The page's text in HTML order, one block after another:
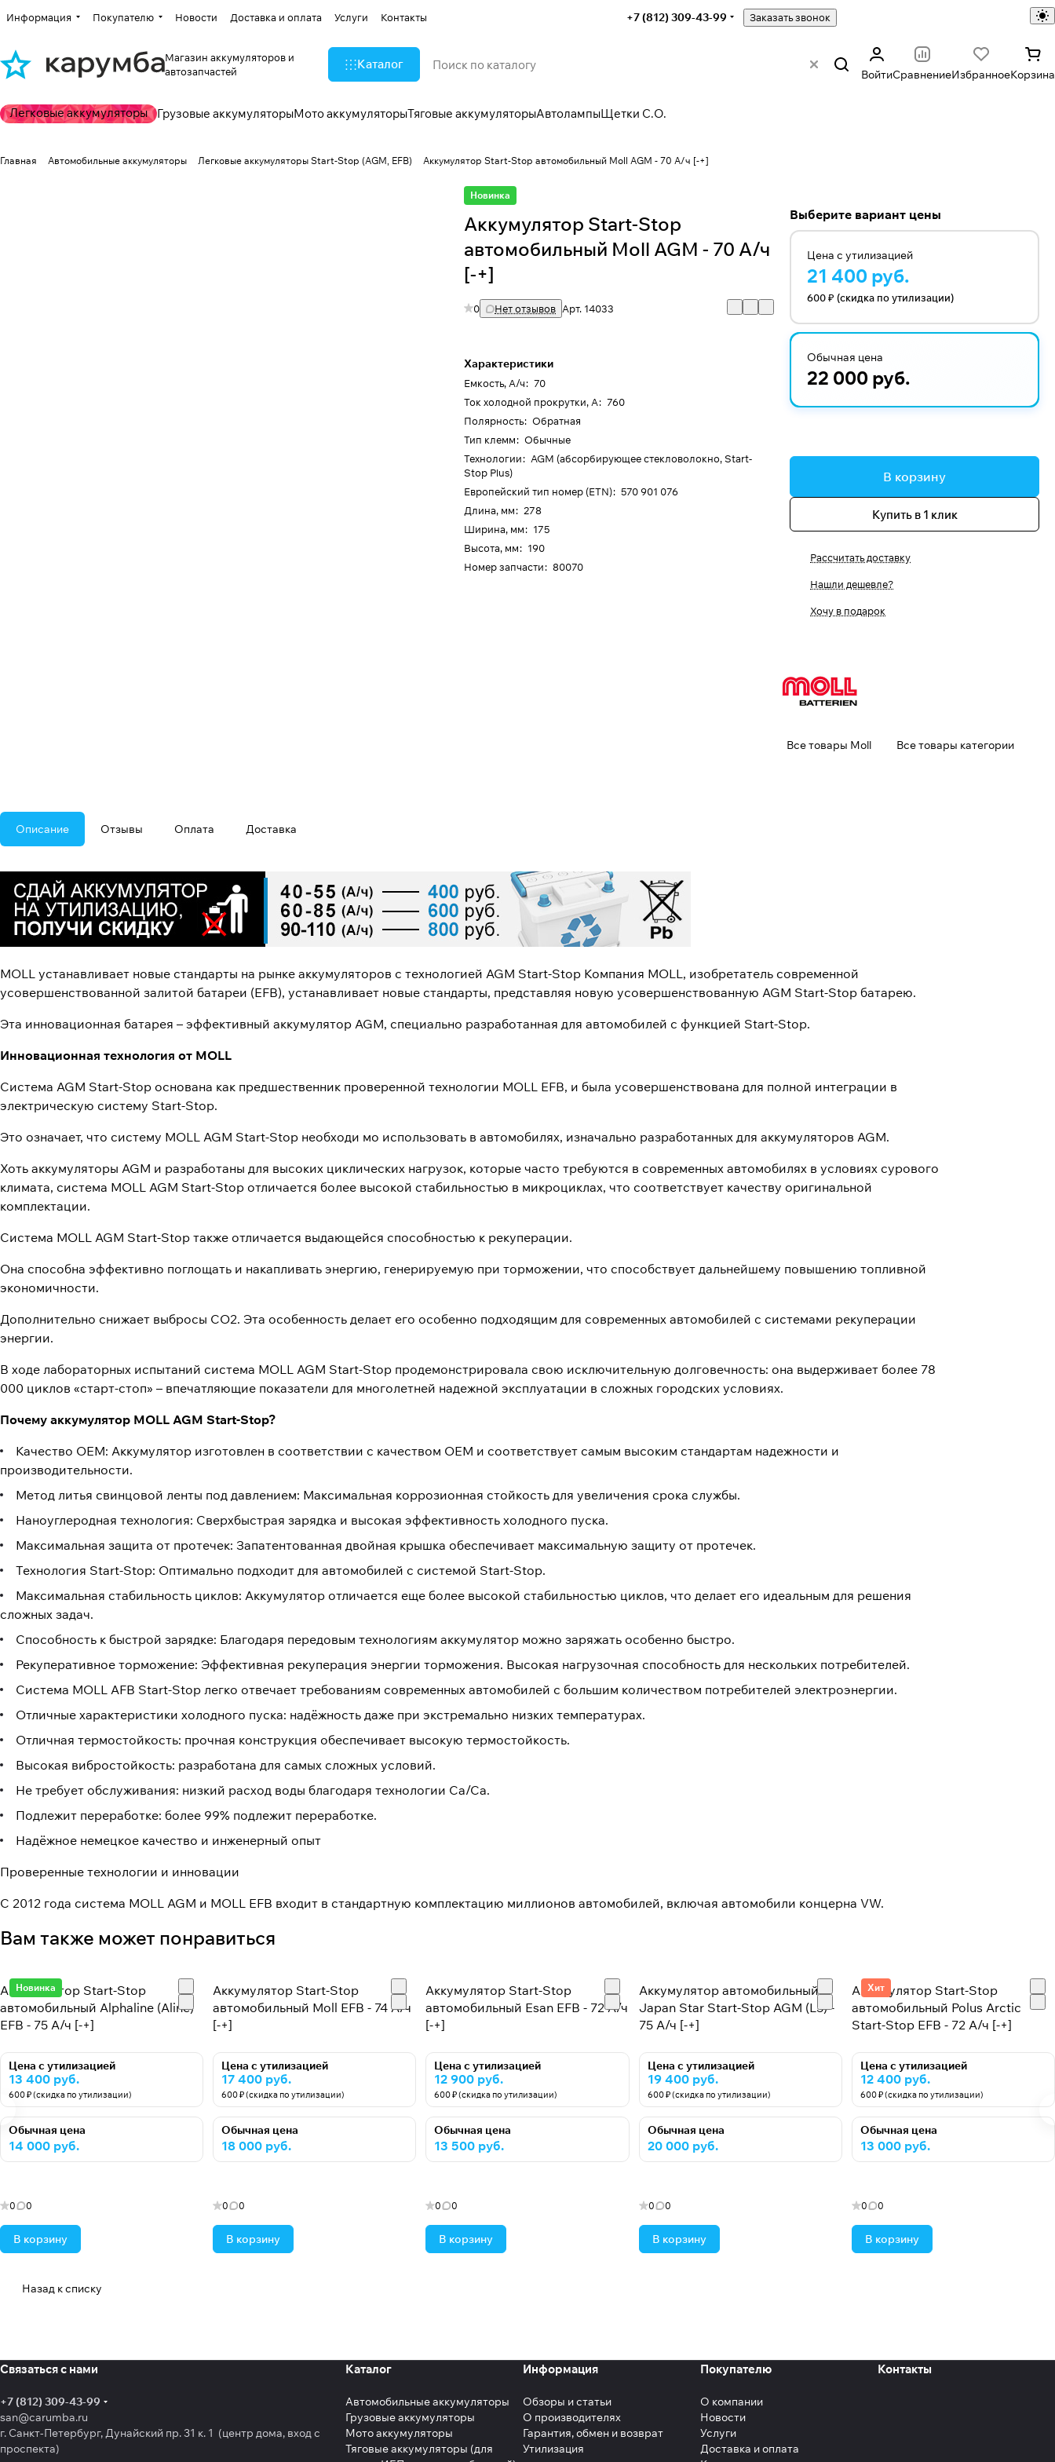
Информация Покупателю Новости Доставка и оплата Услуги Контакты +7 (812) 309-43-99 Заказать звонок
Магазин аккумуляторов и
автозапчастей
Каталог
ВойтиСравнениеИзбранноеКорзина
Легковые аккумуляторы Грузовые аккумуляторыМото аккумуляторыТяговые аккумуляторыАвтолампыЩетки С.О.
Главная Автомобильные аккумуляторы Легковые аккумуляторы Start-Stop (AGM, EFB) Аккумулятор Start-Stop автомобильный Moll AGM - 70 А/ч [-+]
Новинка
Аккумулятор Start-Stop
автомобильный Moll AGM - 70 А/ч
[-+]
0 Нет отзывов Арт. 14033
Характеристики
Емкость, А/ч: 70
Ток холодной прокрутки, А: 760
Полярность: Обратная
Тип клемм: Обычные
Технологии: AGM (абсорбирующее стекловолокно, Start-
Stop Plus)
Европейский тип номер (ETN): 570 901 076
Длина, мм: 278
Ширина, мм: 175
Высота, мм: 190
Номер запчасти: 80070
Выберите вариант цены
Цена с утилизацией
21 400 руб.
600 ₽ (скидка по утилизации)
Обычная цена
22 000 руб.
В корзину
Купить в 1 клик
Рассчитать доставку
Нашли дешевле?
Хочу в подарок
Все товары Moll Все товары категории
Описание Отзывы Оплата Доставка
MOLL устанавливает новые стандарты на рынке аккумуляторов с технологией AGM Start-Stop Компания MOLL, изобретатель современной
усовершенствованной залитой батареи (EFB), устанавливает новые стандарты, представляя новую усовершенствованную AGM Start-Stop батарею.
Эта инновационная батарея – эффективный аккумулятор AGM, специально разработанная для автомобилей с функцией Start-Stop.
Инновационная технология от MOLL
Система AGM Start-Stop основана как предшественник проверенной технологии MOLL EFB, и была усовершенствована для полной интеграции в
электрическую систему Start-Stop.
Это означает, что систему MOLL AGM Start-Stop необходи мо использовать в автомобилях, изначально разработанных для аккумуляторов AGM.
Хоть аккумуляторы AGM и разработаны для высоких циклических нагрузок, которые часто требуются в современных автомобилях в условиях сурового
климата, система MOLL AGM Start-Stop отличается более высокой стабильностью в микроциклах, что соответствует качеству оригинальной
комплектации.
Система MOLL AGM Start-Stop также отличается выдающейся способностью к рекуперации.
Она способна эффективно поглощать и накапливать энергию, генерируемую при торможении, что способствует дальнейшему повышению топливной
экономичности.
Дополнительно снижает выбросы СО2. Эта особенность делает его особенно подходящим для современных автомобилей с системами рекуперации
энергии.
В ходе лабораторных испытаний система MOLL AGM Start-Stop продемонстрировала свою исключительную долговечность: она выдерживает более 78
000 циклов «старт-стоп» – впечатляющие показатели для многолетней надежной эксплуатации в сложных городских условиях.
Почему аккумулятор MOLL AGM Start-Stop?
Качество ОЕМ: Аккумулятор изготовлен в соответствии с качеством ОЕМ и соответствует самым высоким стандартам надежности и
производительности.
Метод литья свинцовой ленты под давлением: Максимальная коррозионная стойкость для увеличения срока службы.
Наноуглеродная технология: Сверхбыстрая зарядка и высокая эффективность холодного пуска.
Максимальная защита от протечек: Запатентованная двойная крышка обеспечивает максимальную защиту от протечек.
Технология Start-Stop: Оптимально подходит для автомобилей с системой Start-Stop.
Максимальная стабильность циклов: Аккумулятор отличается еще более высокой стабильностью циклов, что делает его идеальным для решения
сложных задач.
Способность к быстрой зарядке: Благодаря передовым технологиям аккумулятор можно заряжать особенно быстро.
Рекуперативное торможение: Эффективная рекуперация энергии торможения. Высокая нагрузочная способность для нескольких потребителей.
Система MOLL AFB Start-Stop легко отвечает требованиям современных автомобилей с большим количеством потребителей электроэнергии.
Отличные характеристики холодного пуска: надёжность даже при экстремально низких температурах.
Отличная термостойкость: прочная конструкция обеспечивает высокую термостойкость.
Высокая вибростойкость: разработана для самых сложных условий.
Не требует обслуживания: низкий расход воды благодаря технологии Са/Са.
Подлежит переработке: более 99% подлежит переработке.
Надёжное немецкое качество и инженерный опыт
Проверенные технологии и инновации
С 2012 года система MOLL AGM и MOLL EFB входит в стандартную комплектацию миллионов автомобилей, включая автомобили концерна VW.
Вам также может понравиться
Новинка
Аккумулятор Start-Stop
автомобильный Alphaline (Aline)
EFB - 75 А/ч [-+]
Цена с утилизацией
13 400 руб.
600 ₽ (скидка по утилизации)
Обычная цена
14 000 руб.
0 0
В корзину
Аккумулятор Start-Stop
автомобильный Moll EFB - 74 А/ч
[-+]
Цена с утилизацией
17 400 руб.
600 ₽ (скидка по утилизации)
Обычная цена
18 000 руб.
0 0
В корзину
Аккумулятор Start-Stop
автомобильный Esan EFB - 72 А/ч
[-+]
Цена с утилизацией
12 900 руб.
600 ₽ (скидка по утилизации)
Обычная цена
13 500 руб.
0 0
В корзину
Аккумулятор автомобильный
Japan Star Start-Stop AGM (L3) -
75 А/ч [-+]
Цена с утилизацией
19 400 руб.
600 ₽ (скидка по утилизации)
Обычная цена
20 000 руб.
0 0
В корзину
Хит
Аккумулятор Start-Stop
автомобильный Polus Arctic
Start-Stop EFB - 72 А/ч [-+]
Цена с утилизацией
12 400 руб.
600 ₽ (скидка по утилизации)
Обычная цена
13 000 руб.
0 0
В корзину
Назад к списку
Связаться с нами
+7 (812) 309-43-99
san@carumba.ru
г. Санкт-Петербург, Дунайский пр. 31 к. 1 (центр дома, вход с
проспекта)
Каталог
Автомобильные аккумуляторы
Грузовые аккумуляторы
Мото аккумуляторы
Тяговые аккумуляторы (для
Информация
Обзоры и статьи
О производителях
Гарантия, обмен и возврат
Утилизация
Покупателю
О компании
Новости
Услуги
Доставка и оплата
Контакты